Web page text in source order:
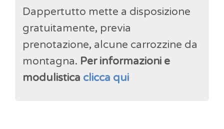
Dappertutto mette a disposizione
gratuitamente, previa
prenotazione, alcune carrozzine da
montagna. Per informazioni e
modulistica clicca qui